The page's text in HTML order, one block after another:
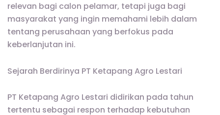
relevan bagi calon pelamar, tetapi juga bagi
masyarakat yang ingin memahami lebih dalam
tentang perusahaan yang berfokus pada
keberlanjutan ini.
Sejarah Berdirinya PT Ketapang Agro Lestari
PT Ketapang Agro Lestari didirikan pada tahun
tertentu sebagai respon terhadap kebutuhan